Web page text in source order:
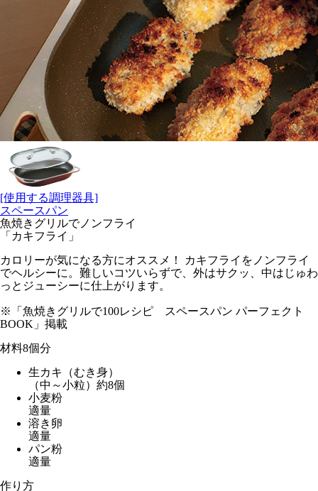
[使用する調理器具]
スペースパン
魚焼きグリルでノンフライ
「カキフライ」
カロリーが気になる方にオススメ！ カキフライをノンフライ
でヘルシーに。難しいコツいらずで、外はサクッ、中はじゅわ
っとジューシーに仕上がります。
※「魚焼きグリルで100レシピ スペースパン パーフェクト
BOOK」掲載
材料8個分
生カキ（むき身）
（中～小粒）約8個
小麦粉
適量
溶き卵
適量
パン粉
適量
作り方